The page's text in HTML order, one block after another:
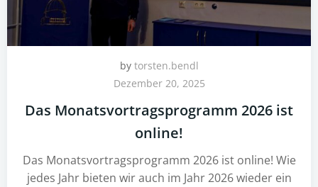
by torsten.bendl
Dezember 20, 2025
Das Monatsvortragsprogramm 2026 ist
online!
Das Monatsvortragsprogramm 2026 ist online! Wie
jedes Jahr bieten wir auch im Jahr 2026 wieder ein